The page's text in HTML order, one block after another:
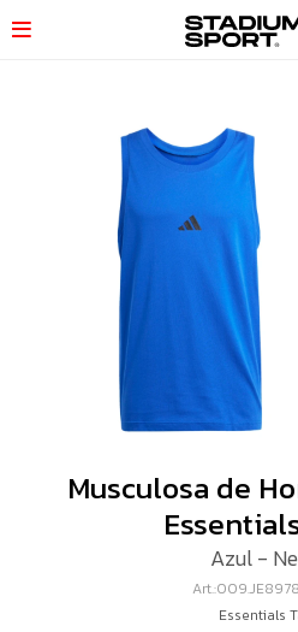

Musculosa de
Azul -
Essentials